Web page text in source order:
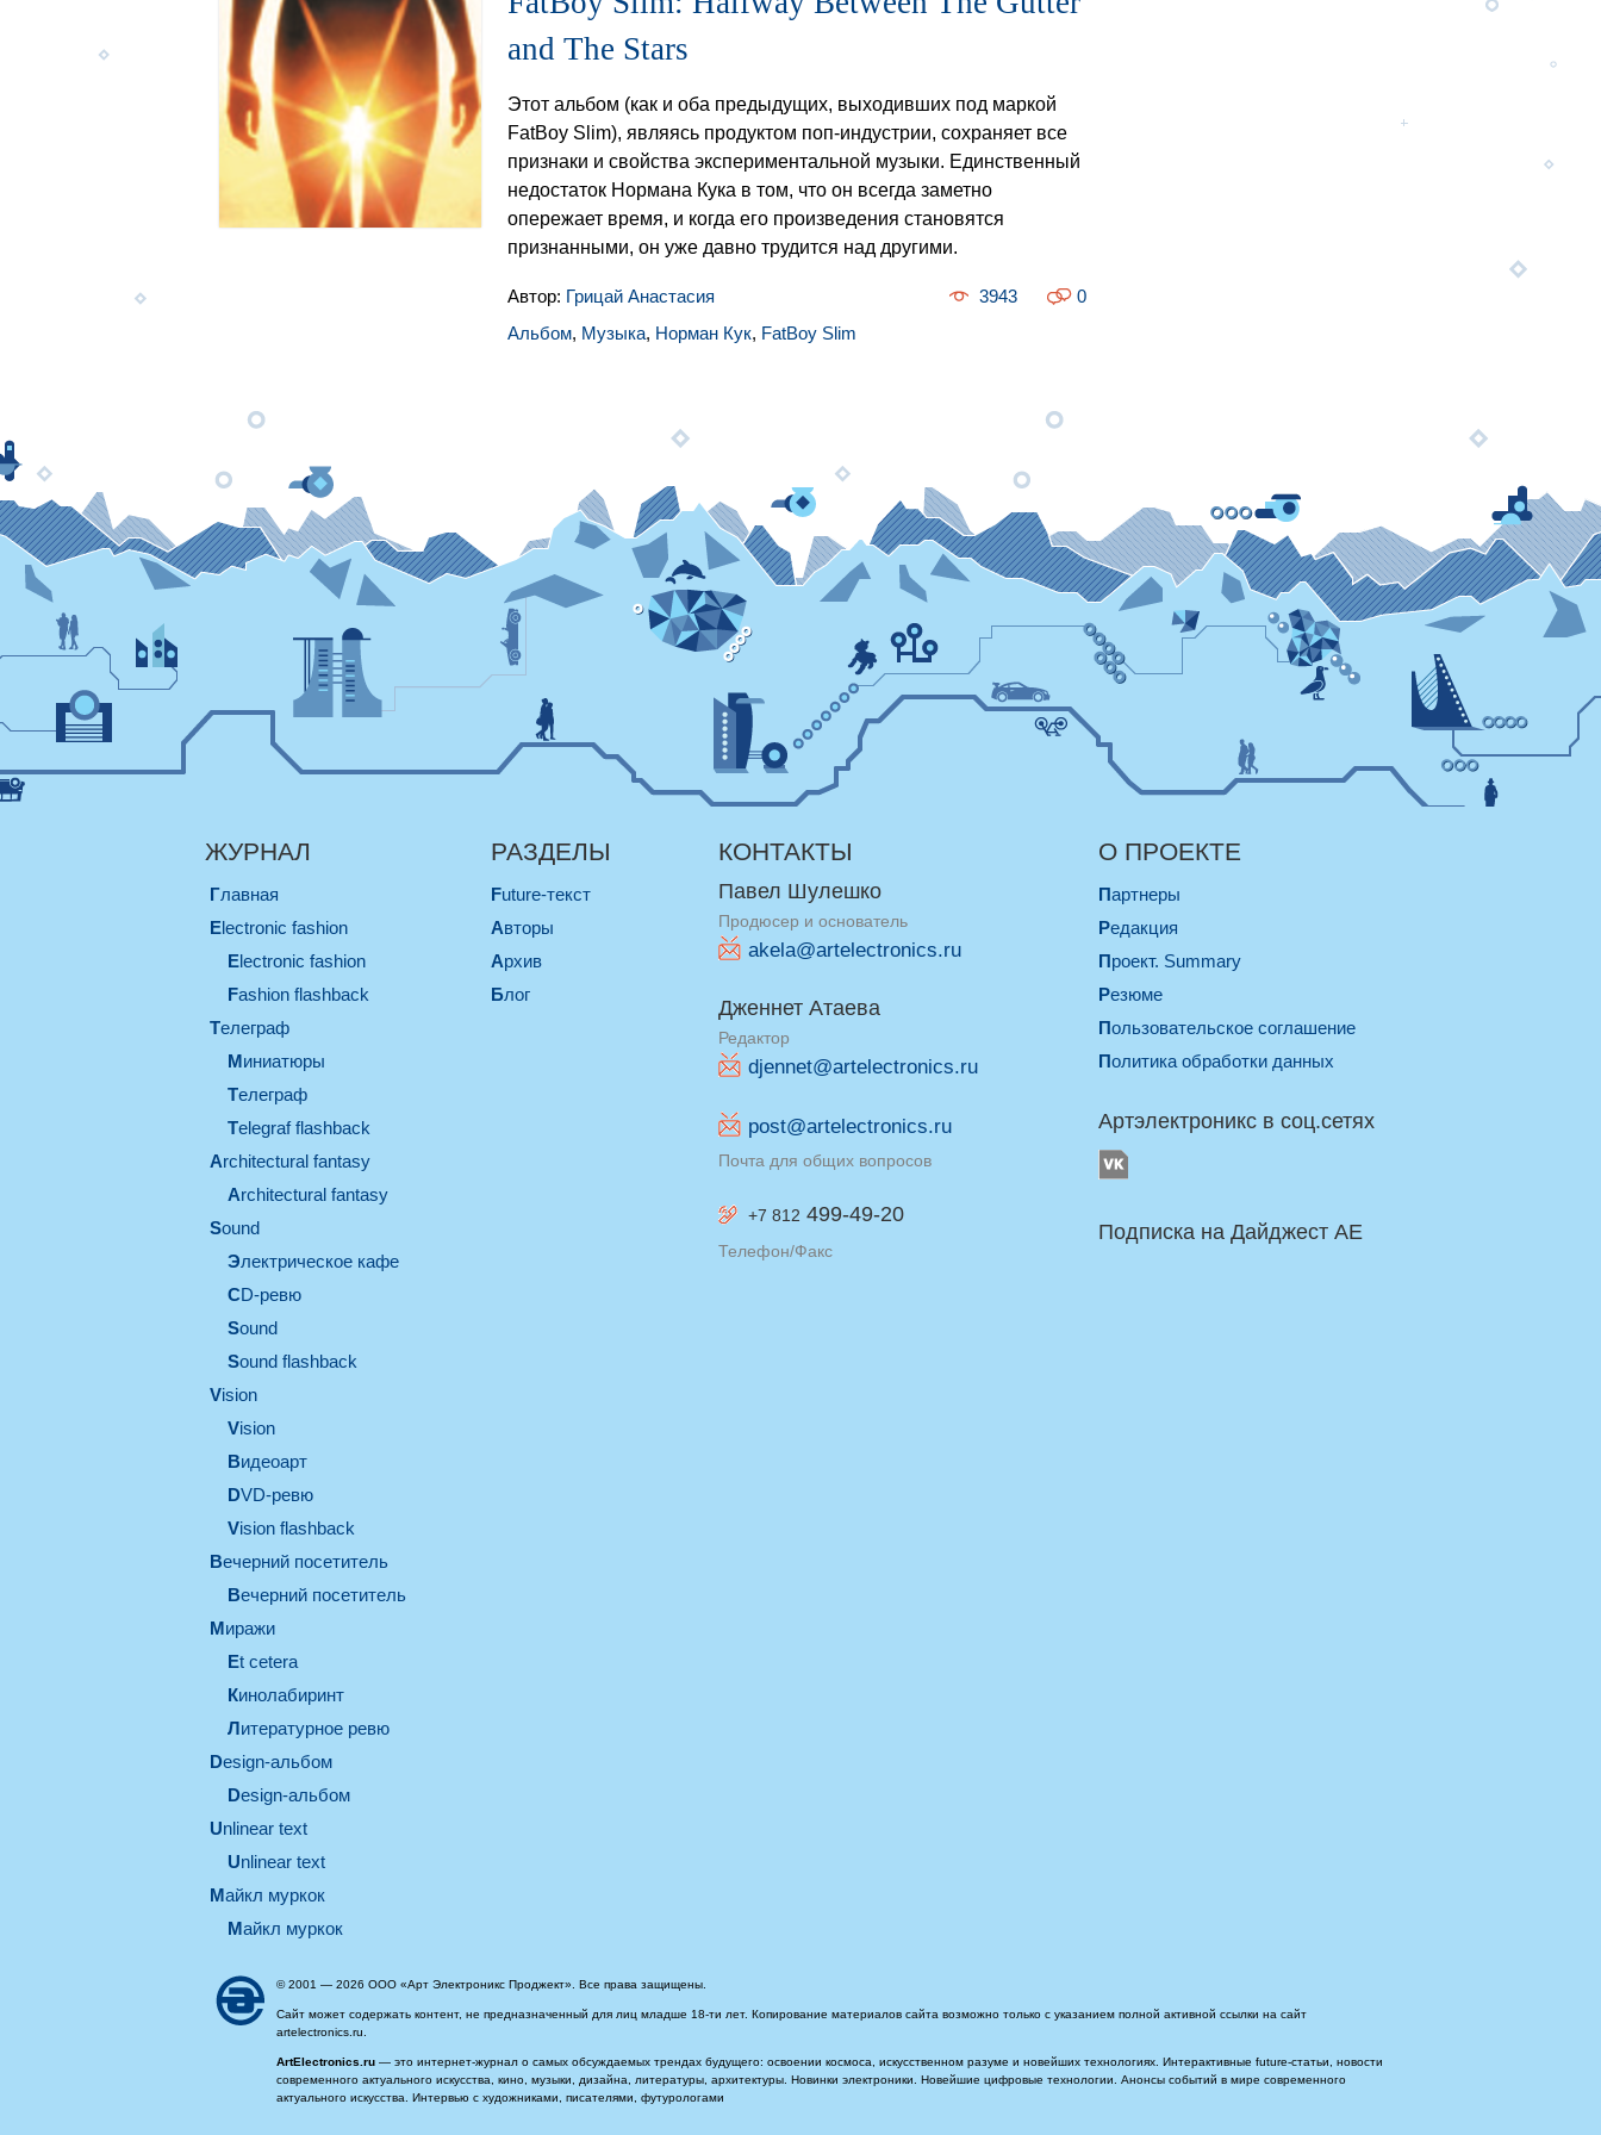
and The Stars
Этот альбом (как и оба предыдущих, выходивших под маркой
FatBoy Slim), являясь продуктом поп-индустрии, сохраняет все
признаки и свойства экспериментальной музыки. Единственный
недостаток Нормана Кука в том, что он всегда заметно
опережает время, и когда его произведения становятся
признанными, он уже давно трудится над другими.
Автор: Грицай Анастасия 0
3943
Альбом, Музыка, Норман Кук, FatBoy Slim
ЖУРНАЛ
Главная
electronic fashion
electronic fashion
Fashion flashback
телеграф
миниатюры
телеграф
Telegraf flashback
architectural fantasy
architectural fantasy
sound
электрическое кафе
CD-ревю
sound
Sound flashback
vision
vision
видеоарт
DVD-ревю
Vision flashback
вечерний посетитель
вечерний посетитель
миражи
et cetera
кинолабиринт
литературное ревю
design-альбом
design-альбом
unlinear text
Unlinear text
майкл муркок
майкл муркок
РАЗДЕЛЫ
Future-текст
Авторы
Архив
Блог
КОНТАКТЫ
Павел Шулешко
Продюсер и основатель
akela@artelectronics.ru
Дженнет Атаева
Редактор
djennet@artelectronics.ru
post@artelectronics.ru
Почта для общих вопросов
+7 812 499-49-20
Телефон/Факс
О ПРОЕКТЕ
Партнеры
Редакция
Проект. Summary
Резюме
Пользовательское соглашение
Политика обработки данных
Артэлектроникс в соц.сетях
Подписка на Дайджест AE
© 2001 — 2026 ООО «Арт Электроникс Проджект». Все права защищены.
Сайт может содержать контент, не предназначенный для лиц младше 18-ти лет. Копирование материалов сайта возможно только с указанием полной активной ссылки на сайт
artelectronics.ru.
ArtElectronics.ru — это интернет-журнал о самых обсуждаемых трендах будущего: освоении космоса, искусственном разуме и новейших технологиях. Интерактивные future-статьи, новости
современного актуального искусства, кино, музыки, дизайна, литературы, архитектуры. Новинки электроники. Новейшие цифровые технологии. Анонсы событий в мире современного
актуального искусства. Интервью с художниками, писателями, футурологами